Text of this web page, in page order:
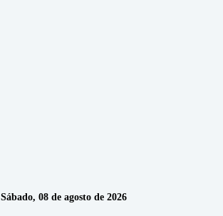
Sábado, 08 de agosto de 2026